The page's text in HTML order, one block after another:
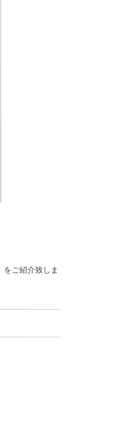
をご紹介致しま